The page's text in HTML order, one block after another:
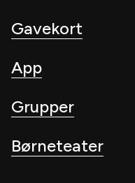
Gavekort
App
Grupper
Børneteater